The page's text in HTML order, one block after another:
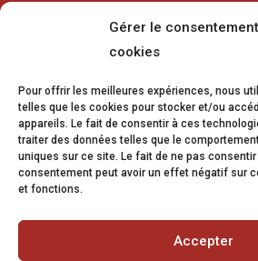
Gérer le
cookies
Pour offrir les meilleures expériences, nous
telles que les cookies pour stocker et/ou
appareils. Le fait de consentir à ces
traiter des données telles que le
uniques sur ce site. Le fait de ne pas
consentement peut avoir un effet négatif sur
et fonctions.
Accepter
079 337 66 42
eaux@vetroz.ch
Travaux publics
079 213 92 08